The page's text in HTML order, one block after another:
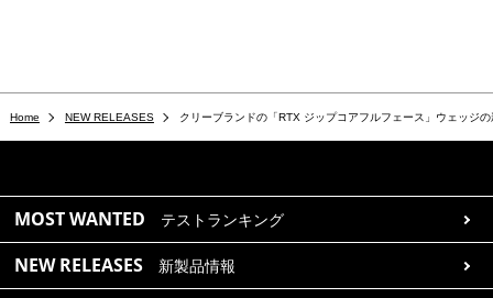
Home NEW RELEASES クリーブランドの「RTX ジップコアフルフェース」ウェッジ
MOST WANTED テストランキング
NEW RELEASES 新製品情報